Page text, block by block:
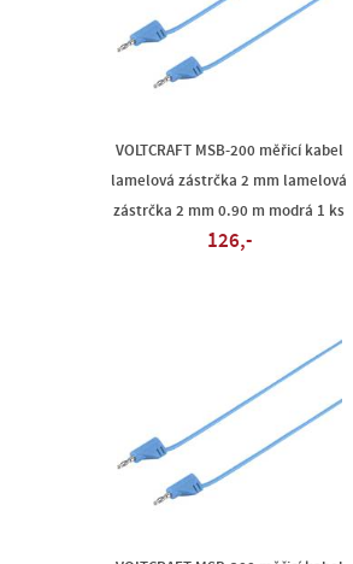
VOLTCRAFT MSB-200 měřicí kabel
lamelová zástrčka 2 mm lamelová
zástrčka 2 mm 0.90 m modrá 1 ks
126,-